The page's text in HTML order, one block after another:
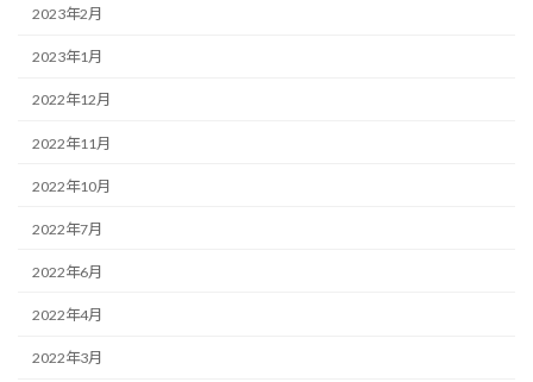
2023年2月
2023年1月
2022年12月
2022年11月
2022年10月
2022年7月
2022年6月
2022年4月
2022年3月